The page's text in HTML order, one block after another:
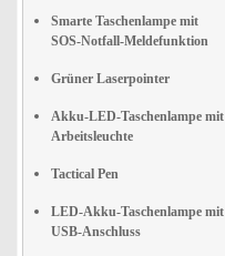
Smarte Taschenlampe mit
SOS-Notfall-Meldefunktion
Grüner Laserpointer
Akku-LED-Taschenlampe mit
Arbeitsleuchte
Tactical Pen
LED-Akku-Taschenlampe mit
USB-Anschluss